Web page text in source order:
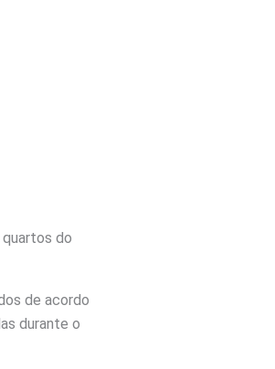
do
de acordo
durante o